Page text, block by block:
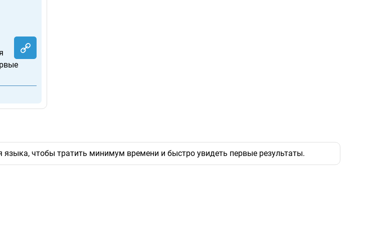
языка, чтобы тратить минимум времени и быстро увидеть первые результаты.